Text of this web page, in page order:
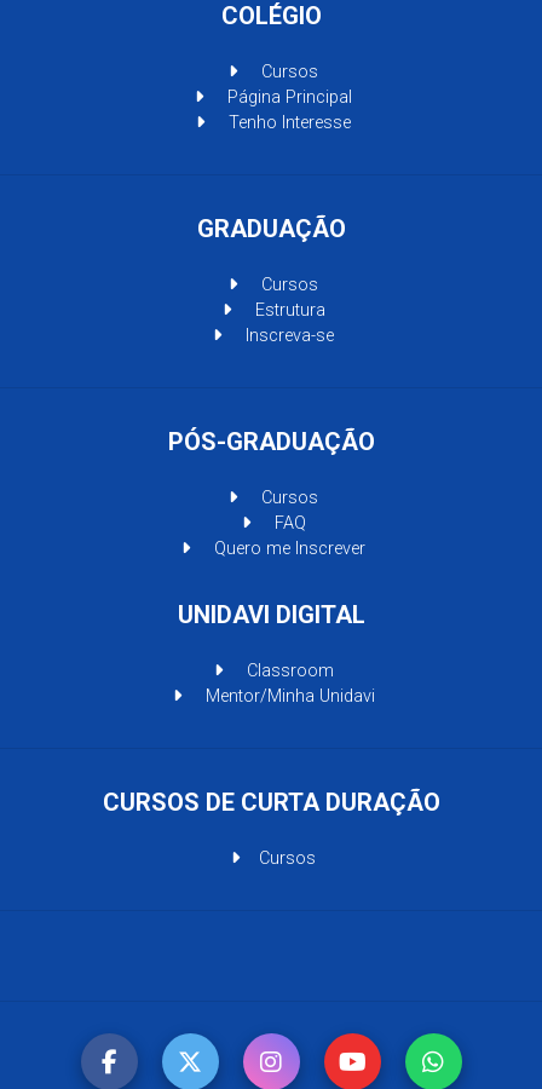
COLÉGIO
Cursos
Página Principal
Tenho Interesse
GRADUAÇÃO
Cursos
Estrutura
Inscreva-se
PÓS-GRADUAÇÃO
Cursos
FAQ
Quero me Inscrever
UNIDAVI DIGITAL
Classroom
Mentor/Minha Unidavi
CURSOS DE CURTA DURAÇÃO
Cursos